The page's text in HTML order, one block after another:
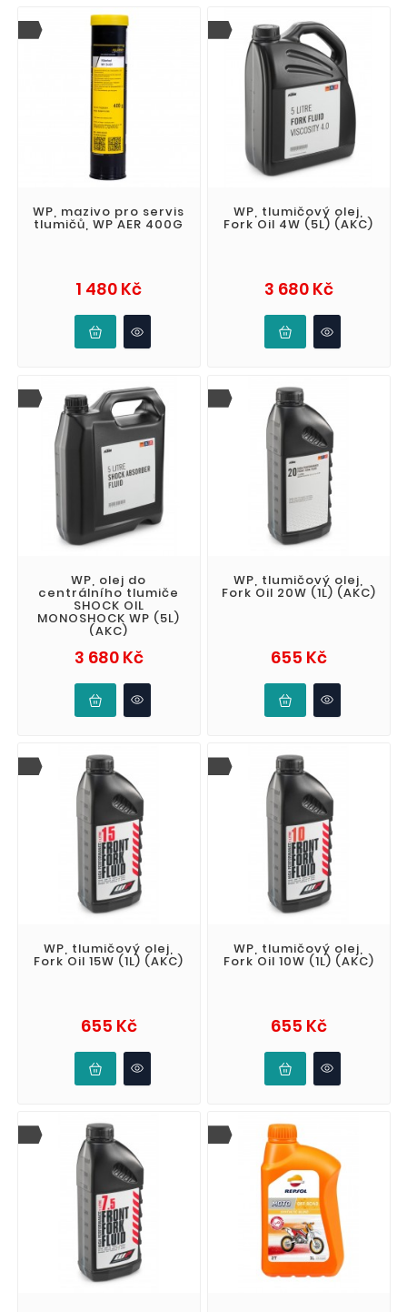
WP, mazivo pro servis
tlumičů, WP AER 400G
1 480 KčCena
WP, tlumičový olej,
Fork Oil 4W (5L) (AKC)
3 680 KčCena
WP, olej do
centrálního tlumiče
SHOCK OIL
MONOSHOCK WP (5L)
(AKC)
3 680 KčCena
WP, tlumičový olej,
Fork Oil 20W (1L) (AKC)
655 KčCena
WP, tlumičový olej,
Fork Oil 15W (1L) (AKC)
655 KčCena
WP, tlumičový olej,
Fork Oil 10W (1L) (AKC)
655 KčCena